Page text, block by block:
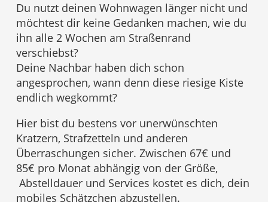
Du nutzt deinen Wohnwagen länger nicht und
möchtest dir keine Gedanken machen, wie du
ihn alle 2 Wochen am Straßenrand
verschiebst?
Deine Nachbar haben dich schon
angesprochen, wann denn diese riesige Kiste
endlich wegkommt?
Hier bist du bestens vor unerwünschten
Kratzern, Strafzetteln und anderen
Überraschungen sicher. Zwischen 67€ und
85€ pro Monat abhängig von der Größe,
Abstelldauer und Services kostet es dich, dein
mobiles Schätzchen abzustellen.